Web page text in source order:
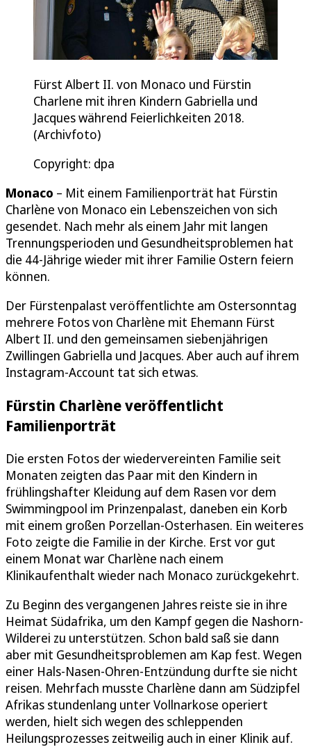
Fürst Albert II. von Monaco und Fürstin
Charlene mit ihren Kindern Gabriella und
Jacques während Feierlichkeiten 2018.
(Archivfoto)
Copyright: dpa
Monaco – Mit einem Familienporträt hat Fürstin
Charlène von Monaco ein Lebenszeichen von sich
gesendet. Nach mehr als einem Jahr mit langen
Trennungsperioden und Gesundheitsproblemen hat
die 44-Jährige wieder mit ihrer Familie Ostern feiern
können.
Der Fürstenpalast veröffentlichte am Ostersonntag
mehrere Fotos von Charlène mit Ehemann Fürst
Albert II. und den gemeinsamen siebenjährigen
Zwillingen Gabriella und Jacques. Aber auch auf ihrem
Instagram-Account tat sich etwas.
Fürstin Charlène veröffentlicht
Familienporträt
Die ersten Fotos der wiedervereinten Familie seit
Monaten zeigten das Paar mit den Kindern in
frühlingshafter Kleidung auf dem Rasen vor dem
Swimmingpool im Prinzenpalast, daneben ein Korb
mit einem großen Porzellan-Osterhasen. Ein weiteres
Foto zeigte die Familie in der Kirche. Erst vor gut
einem Monat war Charlène nach einem
Klinikaufenthalt wieder nach Monaco zurückgekehrt.
Zu Beginn des vergangenen Jahres reiste sie in ihre
Heimat Südafrika, um den Kampf gegen die Nashorn-
Wilderei zu unterstützen. Schon bald saß sie dann
aber mit Gesundheitsproblemen am Kap fest. Wegen
einer Hals-Nasen-Ohren-Entzündung durfte sie nicht
reisen. Mehrfach musste Charlène dann am Südzipfel
Afrikas stundenlang unter Vollnarkose operiert
werden, hielt sich wegen des schleppenden
Heilungsprozesses zeitweilig auch in einer Klinik auf.